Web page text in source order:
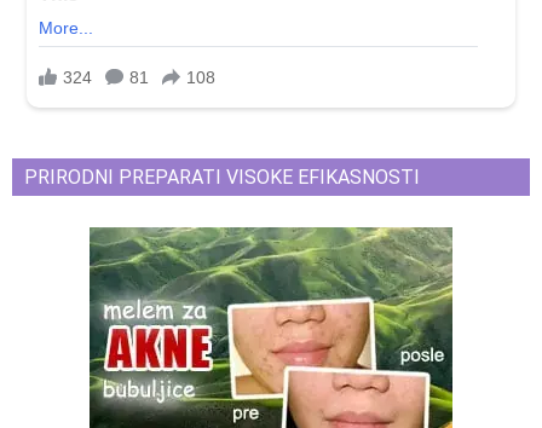
PRIRODNI PREPARATI VISOKE EFIKASNOSTI